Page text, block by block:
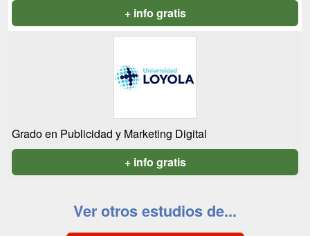
+ info gratis
Grado en Publicidad y Marketing Digital
+ info gratis
Ver otros estudios de...